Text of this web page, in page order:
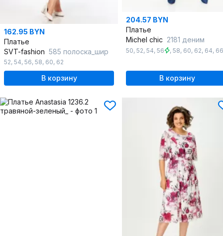
162.95 BYN
Платье
SVT-fashion 585 полоска_шир
52, 54, 56, 58, 60, 62
В корзину
204.57 BYN
Платье
Michel chic 2181 деним
50, 52, 54, 56 , 58, 60, 62, 64, 66
В корзину